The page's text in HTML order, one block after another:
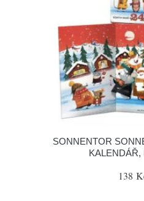
SONNENTOR
KALENDÁŘ,
138